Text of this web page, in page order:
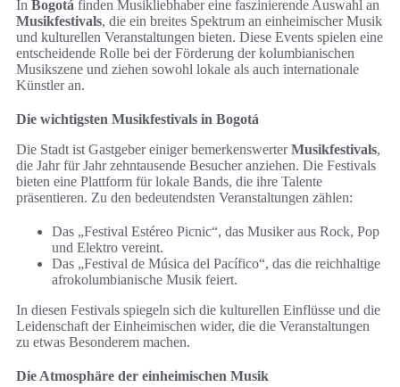
In Bogotá finden Musikliebhaber eine faszinierende Auswahl an
Musikfestivals, die ein breites Spektrum an einheimischer Musik
und kulturellen Veranstaltungen bieten. Diese Events spielen eine
entscheidende Rolle bei der Förderung der kolumbianischen
Musikszene und ziehen sowohl lokale als auch internationale
Künstler an.
Die wichtigsten Musikfestivals in Bogotá
Die Stadt ist Gastgeber einiger bemerkenswerterMusikfestivals,
die Jahr für Jahr zehntausende Besucher anziehen. Die Festivals
bieten eine Plattform für lokale Bands, die ihre Talente
präsentieren. Zu den bedeutendsten Veranstaltungen zählen:
Das „Festival Estéreo Picnic“, das Musiker aus Rock, Pop
und Elektro vereint.
Das „Festival de Música del Pacífico“, das die reichhaltige
afrokolumbianische Musik feiert.
In diesen Festivals spiegeln sich die kulturellen Einflüsse und die
Leidenschaft der Einheimischen wider, die die Veranstaltungen
zu etwas Besonderem machen.
Die Atmosphäre der einheimischen Musik